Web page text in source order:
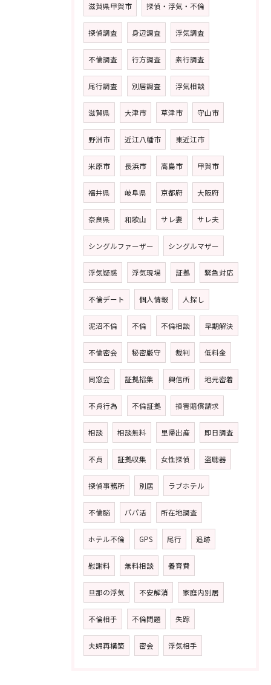
滋賀県甲賀市 探偵・浮気・不倫
探偵調査 身辺調査 浮気調査
不倫調査 行方調査 素行調査
尾行調査 別居調査 浮気相談
滋賀県 大津市 草津市 守山市
野洲市 近江八幡市 東近江市
米原市 長浜市 高島市 甲賀市
福井県 岐阜県 京都府 大阪府
奈良県 和歌山 サレ妻 サレ夫
シングルファーザー シングルマザー
浮気疑惑 浮気現場 証拠 緊急対応
不倫デート 個人情報 人探し
泥沼不倫 不倫 不倫相談 早期解決
不倫密会 秘密厳守 裁判 低料金
同窓会 証拠招集 興信所 地元密着
不貞行為 不倫証拠 損害賠償請求
相談 相談無料 里帰出産 即日調査
不貞 証拠収集 女性探偵 盗聴器
探偵事務所 別居 ラブホテル
不倫脳 パパ活 所在地調査
ホテル不倫 GPS 尾行 追跡
慰謝料 無料相談 養育費
旦那の浮気 不安解消 家庭内別居
不倫相手 不倫問題 失踪
夫婦再構築 密会 浮気相手